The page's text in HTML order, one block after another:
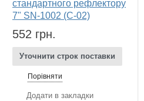
стандартного рефлектору
7" SN-1002 (C-02)
552 грн.
Уточнити строк поставки
Порівняти
Додати в закладки